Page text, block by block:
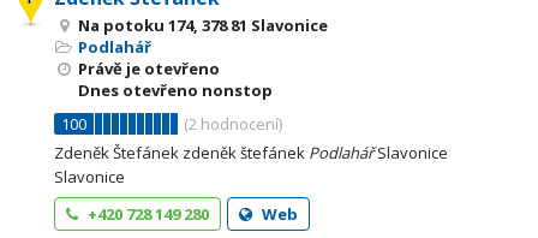
Na potoku 174, 378 81 Slavonice
Podlahář
Právě je otevřeno
Dnes otevřeno nonstop
100
(2 hodnocení)
Zdeněk Štefánek zdeněk štefánek PodlahářSlavonice
Slavonice
+420 728 149 280
Web